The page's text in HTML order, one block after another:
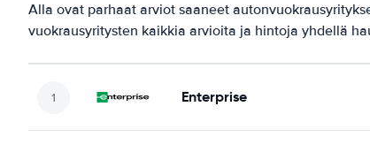
Alla ovat parhaat arviot saaneet
vuokrausyritysten kaikkia arvioita ja hintoja yhdellä
Enterprise